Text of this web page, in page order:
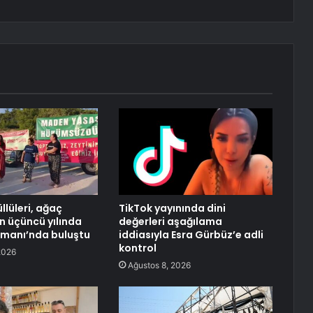
ağaç
üçüncü yılında
buluştu
TikTok yayınında dini
değerleri aşağılama
iddiasıyla Esra Gürbüz’e adli
kontrol
Ağustos 8, 2026